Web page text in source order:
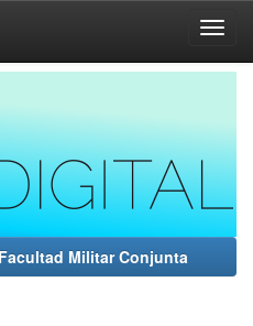
Militar Conjunta